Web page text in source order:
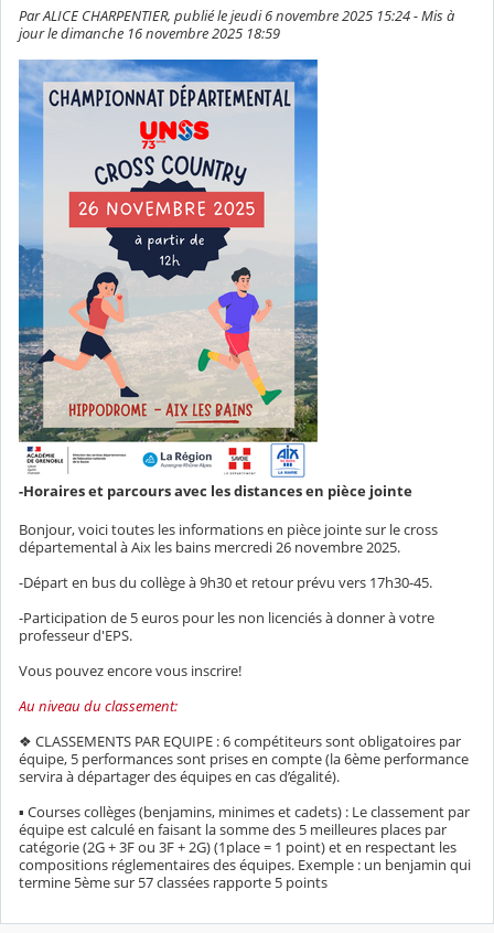
Par ALICE CHARPENTIER, publié le jeudi 6 novembre 2025 15:24 - Mis à
jour le dimanche 16 novembre 2025 18:59
-Horaires et parcours avec les distances en pièce jointe
Bonjour, voici toutes les informations en pièce jointe sur le cross
départemental à Aix les bains mercredi 26 novembre 2025.
-Départ en bus du collège à 9h30 et retour prévu vers 17h30-45.
-Participation de 5 euros pour les non licenciés à donner à votre
professeur d'EPS.
Vous pouvez encore vous inscrire!
Au niveau du classement:
❖ CLASSEMENTS PAR EQUIPE : 6 compétiteurs sont obligatoires par
équipe, 5 performances sont prises en compte (la 6ème performance
servira à départager des équipes en cas d’égalité).
▪ Courses collèges (benjamins, minimes et cadets) : Le classement par
équipe est calculé en faisant la somme des 5 meilleures places par
catégorie (2G + 3F ou 3F + 2G) (1place = 1 point) et en respectant les
compositions réglementaires des équipes. Exemple : un benjamin qui
termine 5ème sur 57 classées rapporte 5 points